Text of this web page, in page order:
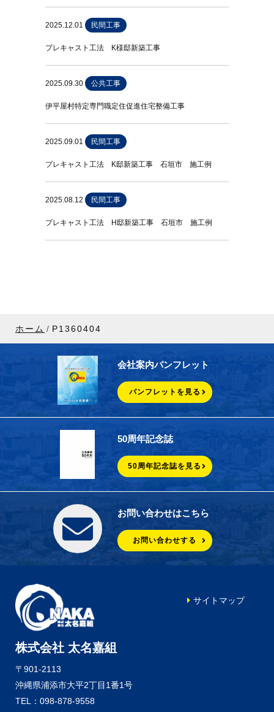
2025.12.01 民間工事
プレキャスト工法 K様邸新築工事
2025.09.30 公共工事
伊平屋村特定専門職定住促進住宅整備工事
2025.09.01 民間工事
プレキャスト工法 K邸新築工事 石垣市 施工例
2025.08.12 民間工事
プレキャスト工法 H邸新築工事 石垣市 施工例
ホーム P1360404
会社案内パンフレット
パンフレットを見る
50周年記念誌
50周年記念誌を見る
お問い合わせはこちら
お問い合わせする
株式会社 太名嘉組
〒901-2113
沖縄県浦添市大平2丁目1番1号
TEL：098-878-9558
サイトマップ